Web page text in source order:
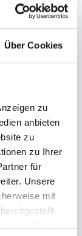
Über Cookies
zu
anbieten
zu
zu Ihrer
für
Unsere
mit